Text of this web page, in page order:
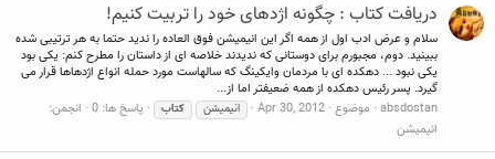
دریافت کتاب : چگونه اژدهای خود را تربیت کنیم!
سلام و عرض ادب اول از همه اگر این انیمیشن فوق العاده را ندید حتما به هر ترتیبی شده
ببینید. دوم، مجبورم برای دوستانی که ندیدند خلاصه ای از داستان را مطرح کنم: یکی بود
یکی نبود ... دهکده ای با مردمان وایکینگ که سالهاست مورد حمله انواع اژدهاها قرار می
گیرد. پسر رئیس دهکده از همه ضعیفتر اما از...
absdostan موضوع Apr 30, 2012 انیمیشن کتاب پاسخ ها: 0
انجمن:
انيميشن